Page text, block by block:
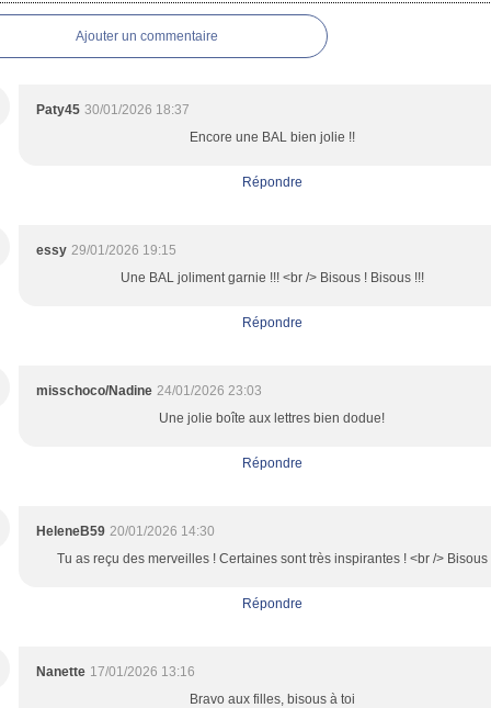
Ajouter un commentaire
Paty45 30/01/2026 18:37
Encore une BAL bien jolie !!
Répondre
essy 29/01/2026 19:15
Une BAL joliment garnie !!! <br /> Bisous ! Bisous !!!
Répondre
misschoco/Nadine 24/01/2026 23:03
Une jolie boîte aux lettres bien dodue!
Répondre
HeleneB59 20/01/2026 14:30
Tu as reçu des merveilles ! Certaines sont très inspirantes ! <br /> Bisous
Répondre
Nanette 17/01/2026 13:16
Bravo aux filles, bisous à toi